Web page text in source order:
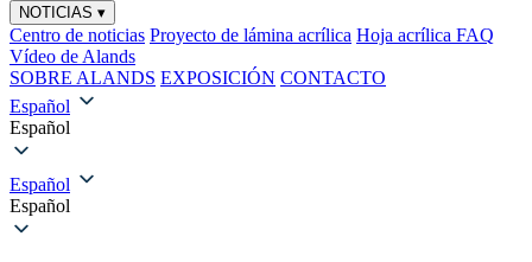
NOTICIAS ▾
Centro de noticias Proyecto de lámina acrílica Hoja acrílica FAQ
Vídeo de Alands
SOBRE ALANDS EXPOSICIÓN CONTACTO
Español
Español
Español
Español